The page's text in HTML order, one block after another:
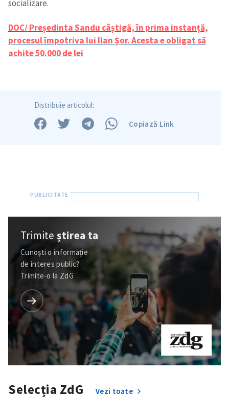
Trimite o informație
Despre ZdG
in English
socializare.
DOC/ Președinta Sandu câștigă, în prima instanță,
procesul împotriva lui Ilan Șor. Acesta e obligat să
achite 50.000 de lei
Distribuie articolul:
Copiază Link
Trimiteștirea ta
Cunoști o informație
de interes public?
Trimite-o la ZdG
Selecția ZdG Vezi toate